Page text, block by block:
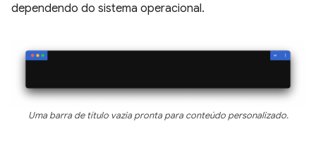
dependendo do sistema operacional.
Uma barra de título vazia pronta para conteúdo personalizado.